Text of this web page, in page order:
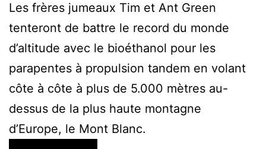
Les frères jumeaux Tim et Ant Green
tenteront de battre le record du monde
d’altitude avec le bioéthanol pour les
parapentes à propulsion tandem en volant
côte à côte à plus de 5.000 mètres au-
dessus de la plus haute montagne
d’Europe, le Mont Blanc.